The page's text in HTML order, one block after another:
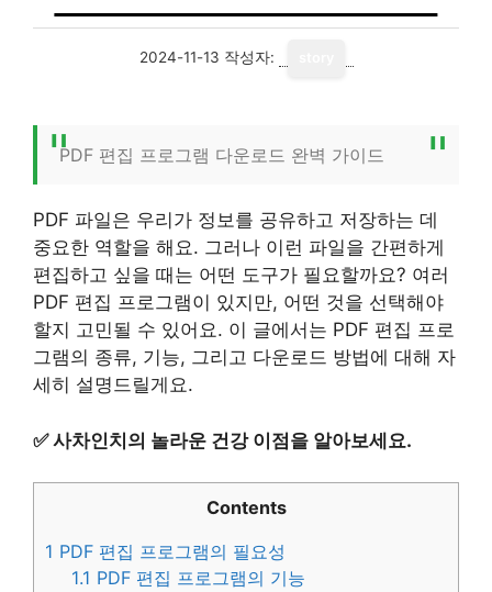
2024-11-13 작성자:
PDF 편집 프로그램 다운로드 완벽 가이드
PDF 파일은 우리가 정보를 공유하고 저장하는 데
중요한 역할을 해요. 그러나 이런 파일을 간편하게
편집하고 싶을 때는 어떤 도구가 필요할까요? 여러
PDF 편집 프로그램이 있지만, 어떤 것을 선택해야
할지 고민될 수 있어요. 이 글에서는 PDF 편집 프로
그램의 종류, 기능, 그리고 다운로드 방법에 대해 자
세히 설명드릴게요.
✅사차인치의 놀라운 건강 이점을 알아보세요.
Contents
1 PDF 편집 프로그램의 필요성
1.1 PDF 편집 프로그램의 기능